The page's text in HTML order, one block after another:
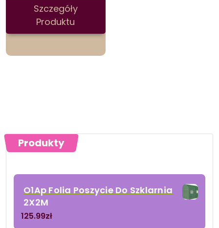
Szczegóły
Produktu
Produkty
O1Ap Folia Poszycie Do Szklarnia
2X2M
125.99zł